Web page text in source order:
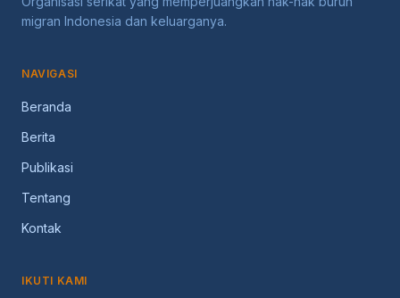
migran Indonesia dan keluarganya.
NAVIGASI
Beranda
Berita
Publikasi
Tentang
Kontak
IKUTI KAMI